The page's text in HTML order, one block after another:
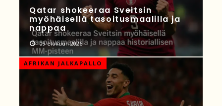
Qatar shokeeraa Sveitsin
myöhäisellä tasoitusmaalilla ja
nappaa
09 elokuun 2026
AFRIKAN JALKAPALLO